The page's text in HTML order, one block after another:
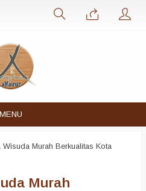
MENU
Wisuda Murah Berkualitas Kota
Murah